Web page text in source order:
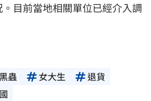
目前當地相關單位已經介入調
黑蟲 女大生
退貨